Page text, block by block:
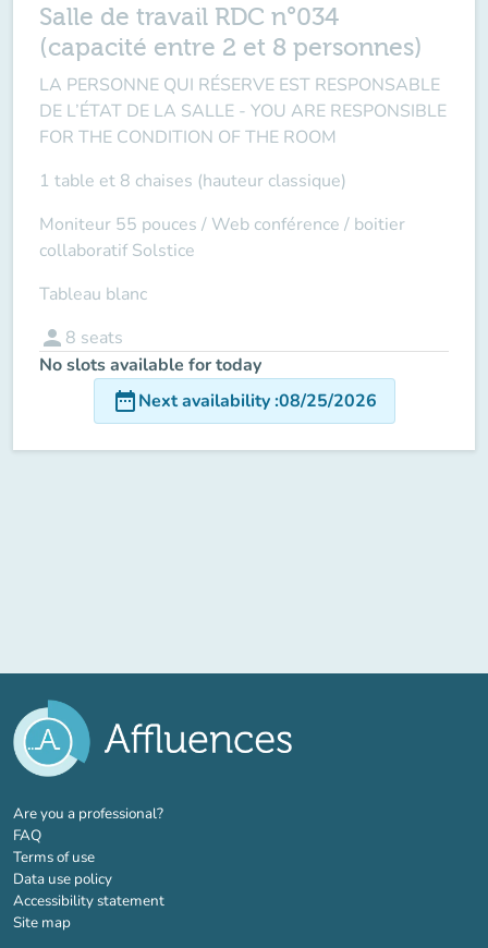
Salle de travail RDC n°034
(capacité entre 2 et 8 personnes)
LA PERSONNE QUI RÉSERVE EST RESPONSABLE
DE L’ÉTAT DE LA SALLE - YOU ARE RESPONSIBLE
FOR THE CONDITION OF THE ROOM
1 table et 8 chaises (hauteur classique)
Moniteur 55 pouces / Web conférence / boitier
collaboratif Solstice
Tableau blanc
person 8 seats
No slots available for today
date_rangeNext availability:08/25/2026
Are you a professional?(new tab)
FAQ
Terms of use
Data use policy
Accessibility statement
Site map